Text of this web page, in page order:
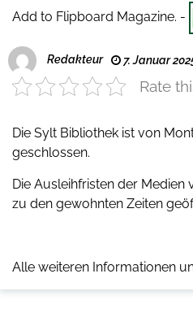
Add to Flipboard Magazine. -
Redakteur 7. Januar
Rate
Die Sylt Bibliothek ist von
geschlossen.
Die Ausleihfristen der Medien
zu den gewohnten Zeiten
Alle weiteren Informationen